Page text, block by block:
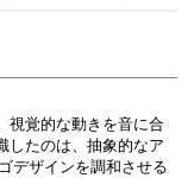
視覚的な動きを音に合
したのは、抽象的なア
デザインを調和させる